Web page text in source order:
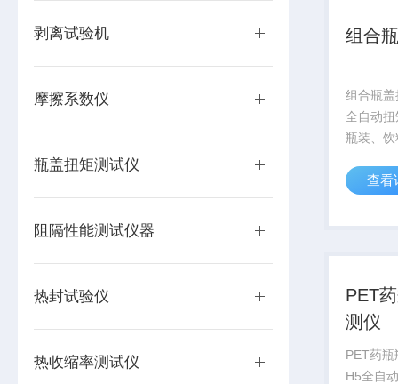
剥离试验机
摩擦系数仪
瓶盖扭矩测试仪
阻隔性能测试仪器
热封试验仪
热收缩率测试仪
组合
组合瓶
全自动
瓶装、
及旋紧
试，是
查看
PET
测仪
PET药
H5全自